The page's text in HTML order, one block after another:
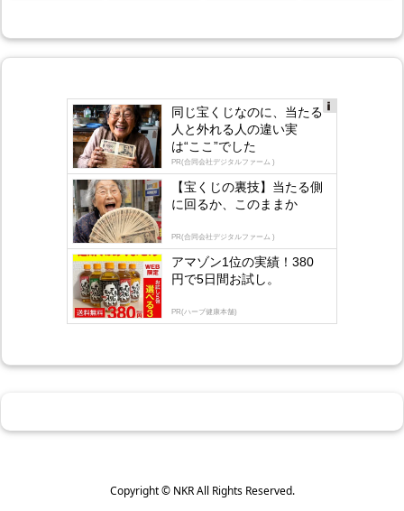
gly
同じ宝くじなのに、当たる
人と外れる人の違い実
は“ここ”でした
PR(合同会社デジタルファーム )
【宝くじの裏技】当たる側
に回るか、このままか
PR(合同会社デジタルファーム )
アマゾン1位の実績！380
円で5日間お試し。
PR(ハーブ健康本舗)
Copyright © NKRAll Rights Reserved.